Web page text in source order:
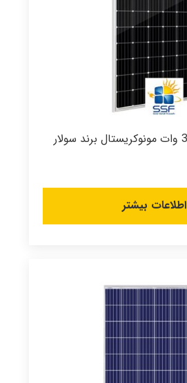
پنل خورشیدی 390 وات مونوکریستال برند سولار
اطلاعات بیشتر